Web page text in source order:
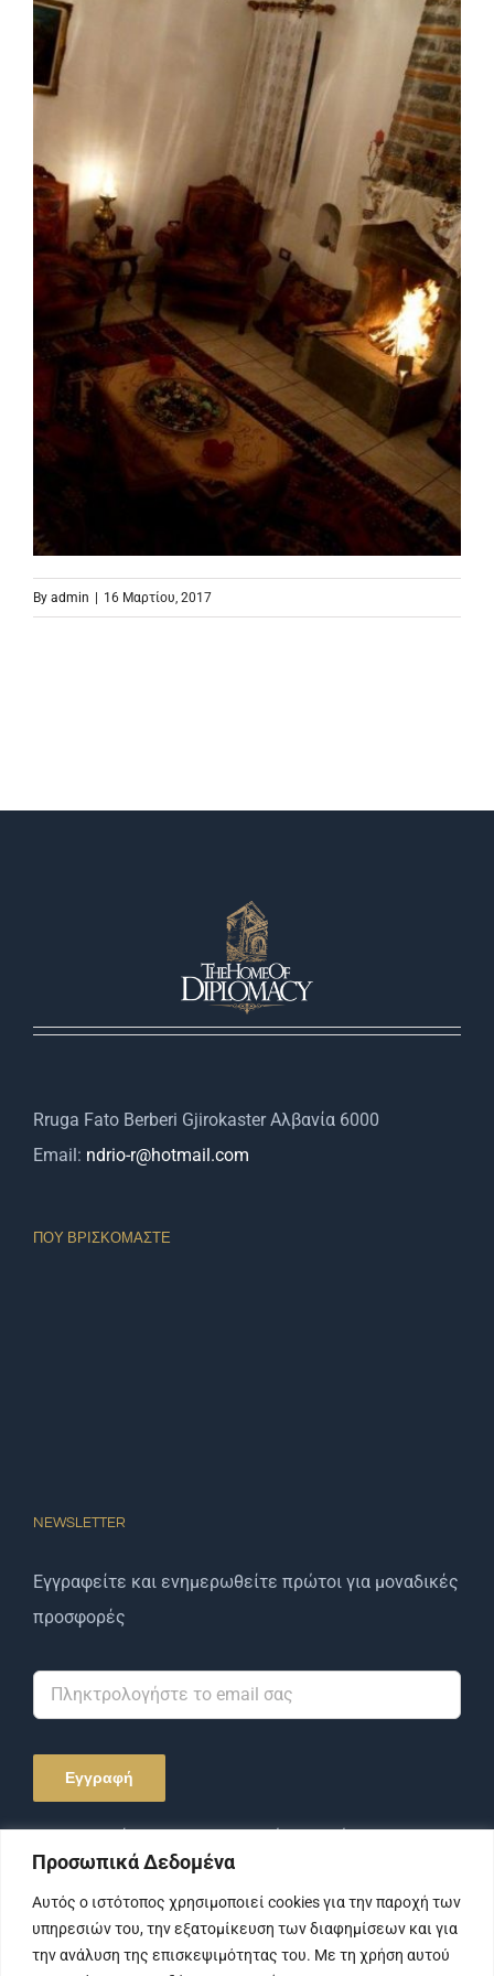
Προσωπικά Δεδομένα
Αυτός ο ιστότοπος χρησιμοποιεί cookies για την παροχή των
υπηρεσιών του, την εξατομίκευση των διαφημίσεων και για
την ανάλυση της επισκεψιμότητας του. Με τη χρήση αυτού
By admin 16 Μαρτίου, 2017
Rruga Fato Berberi Gjirokaster Αλβανία 6000
Email: ndrio-r@hotmail.com
ΠΟΥ ΒΡΙΣΚΌΜΑΣΤΕ
NEWSLETTER
Εγγραφείτε και ενημερωθείτε πρώτοι για μοναδικές
προσφορές
Αποδέχομαι την Πολιτική Απορρήτου και τους
Όρους Χρήσης.